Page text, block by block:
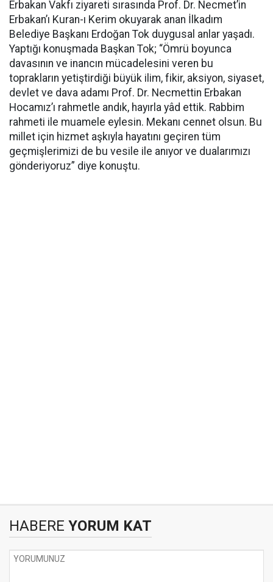
Erbakan Vakfı ziyareti sırasında Prof. Dr. Necmet’in
Erbakan’ı Kuran-ı Kerim okuyarak anan İlkadım
Belediye Başkanı Erdoğan Tok duygusal anlar yaşadı.
Yaptığı konuşmada Başkan Tok; “Ömrü boyunca
davasının ve inancın mücadelesini veren bu
toprakların yetiştirdiği büyük ilim, fikir, aksiyon, siyaset,
devlet ve dava adamı Prof. Dr. Necmettin Erbakan
Hocamız’ı rahmetle andık, hayırla yâd ettik. Rabbim
rahmeti ile muamele eylesin. Mekanı cennet olsun. Bu
millet için hizmet aşkıyla hayatını geçiren tüm
geçmişlerimizi de bu vesile ile anıyor ve dualarımızı
gönderiyoruz” diye konuştu.
HABERE YORUM KAT